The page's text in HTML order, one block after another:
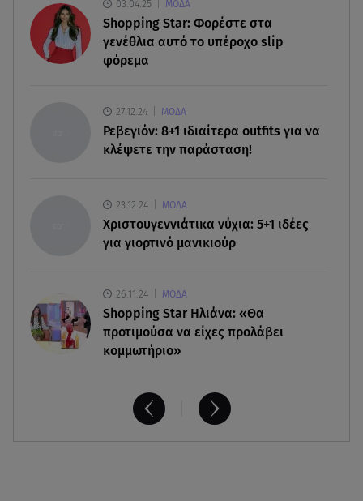
Απεγκλωβίστηκε ένα άτομο
08.08.26 , 10:12
Ιός του Δυτικού Νείλου: Στο «κόκκινο» η Αττική –
Λίλα Μπακλέση: Γέννησε τον γιο της η ηθοποιός -
Η πρώτη φωτογραφία
08.08.26 , 10:00
Νηστίσιμη συνταγή για να φτιάξετε χαλβά με
σοκολάτα και πορτοκάλι
03.04.25 ΜΟΔΑ
Shopping Star: Φορέστε στα
γενέθλια αυτό το υπέροχο slip
φόρεμα
27.12.24 ΜΟΔΑ
Ρεβεγιόν: 8+1 ιδιαίτερα outfits για να
κλέψετε την παράσταση!
23.12.24 ΜΟΔΑ
Χριστουγεννιάτικα νύχια: 5+1 ιδέες
για γιορτινό μανικιούρ
26.11.24 ΜΟΔΑ
Shopping Star Ηλιάνα: «Θα
προτιμούσα να είχες προλάβει
κομμωτήριο»